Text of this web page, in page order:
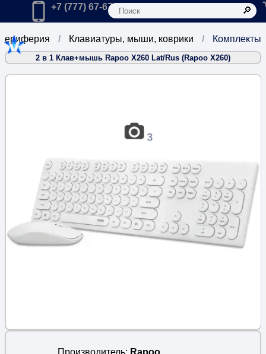
Главная
Позвонить в компанию по телефону:
+7 (777) 67-67-666
Комплекты
Клавиатуры, мыши, коврики
2 в 1 Клав+мышь Rapoo X260 Lat/Rus (Rapoo X260)
Производитель
Rapoo